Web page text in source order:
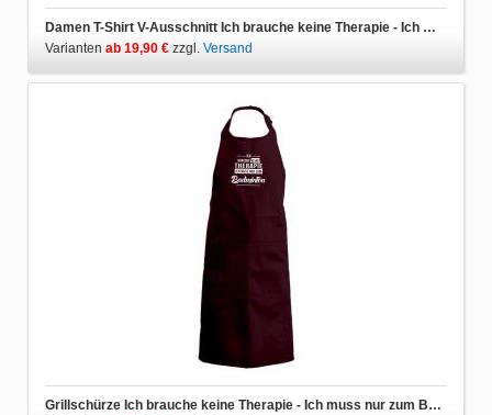
Damen T-Shirt V-Ausschnitt Ich brauche keine Therapie - Ich muss nur zum Badminton
Varianten ab 19,90 € zzgl. Versand
Grillschürze Ich brauche keine Therapie - Ich muss nur zum Badminton